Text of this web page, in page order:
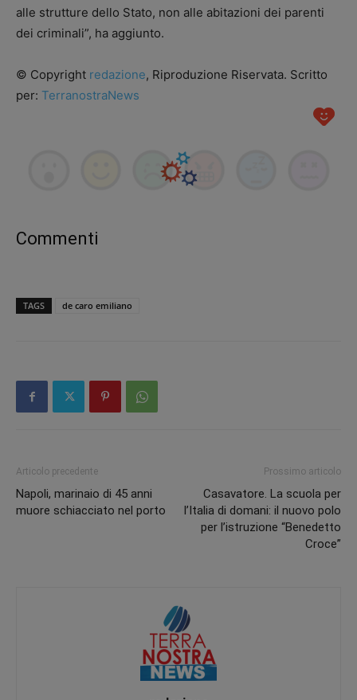
alle strutture dello Stato, non alle abitazioni dei parenti
dei criminali”, ha aggiunto.
© Copyright redazione, Riproduzione Riservata. Scritto
per: TerranostraNews
Commenti
TAGS de caro emiliano
Articolo precedente
Napoli, marinaio di 45 anni
muore schiacciato nel porto
Prossimo articolo
Casavatore. La scuola per
l’Italia di domani: il nuovo polo
per l’istruzione “Benedetto
Croce”